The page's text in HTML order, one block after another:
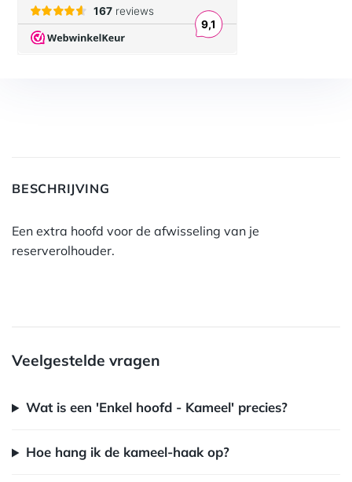
BESCHRIJVING
Een extra hoofd voor de afwisseling van je
reserverolhouder.
Veelgestelde vragen
Wat is een 'Enkel hoofd - Kameel' precies?
Hoe hang ik de kameel-haak op?